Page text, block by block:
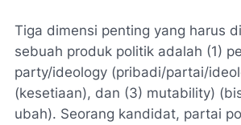
Tiga dimensi penting yang harus
sebuah produk politik adalah (1)
party/ideology (pribadi/partai/
(kesetiaan), dan (3) mutability)
ubah). Seorang kandidat, partai